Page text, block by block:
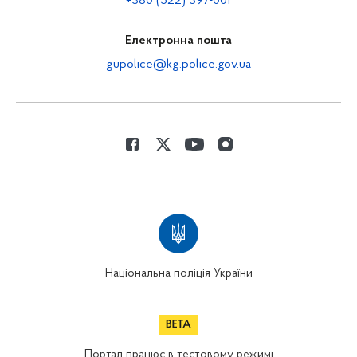
Електронна пошта
gupolice@kg.police.gov.ua
Національна поліція України